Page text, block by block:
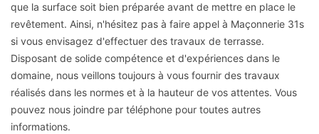
que la surface soit bien préparée avant de mettre en place le
revêtement. Ainsi, n'hésitez pas à faire appel à Maçonnerie 31s
si vous envisagez d'effectuer des travaux de terrasse.
Disposant de solide compétence et d'expériences dans le
domaine, nous veillons toujours à vous fournir des travaux
réalisés dans les normes et à la hauteur de vos attentes. Vous
pouvez nous joindre par téléphone pour toutes autres
informations.